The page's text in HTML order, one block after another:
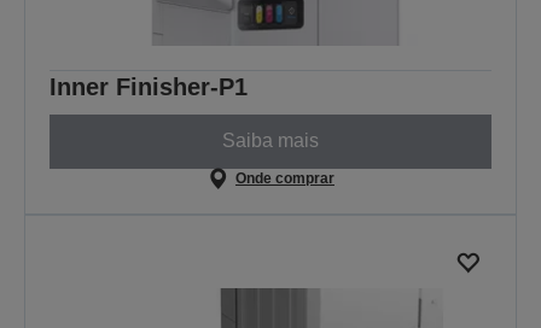
Inner Finisher-P1
Saiba mais
Onde comprar